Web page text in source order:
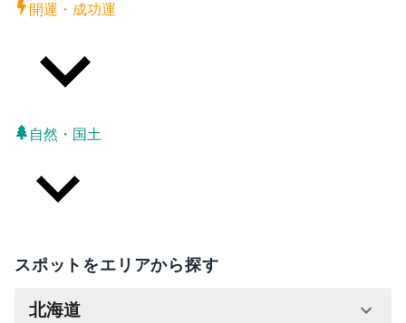
開運・成功運
自然・国土
スポットをエリアから探す
北海道